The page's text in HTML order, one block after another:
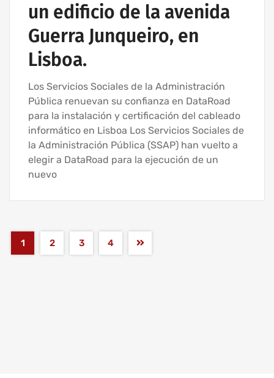
un edificio de la avenida
Guerra Junqueiro, en
Lisboa.
Los Servicios Sociales de la Administración
Pública renuevan su confianza en DataRoad
para la instalación y certificación del cableado
informático en Lisboa Los Servicios Sociales de
la Administración Pública (SSAP) han vuelto a
elegir a DataRoad para la ejecución de un
nuevo
1 2 3 4